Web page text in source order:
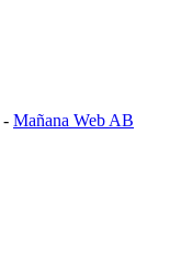
- Mañana Web AB